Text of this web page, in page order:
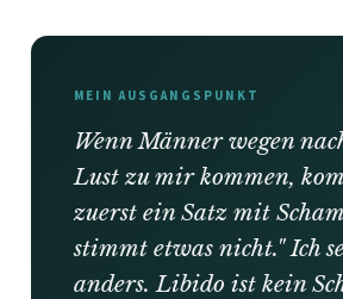
MEIN AUSGANGSPUNKT
Wenn Männer wegen
Lust zu mir kommen,
zuerst ein Satz mit
stimmt etwas nicht." Ich
anders. Libido ist kein